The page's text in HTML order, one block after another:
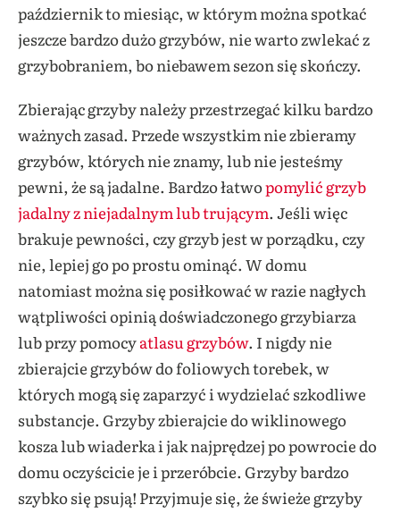
październik to miesiąc, w którym można spotkać
jeszcze bardzo dużo grzybów, nie warto zwlekać z
grzybobraniem, bo niebawem sezon się skończy.
Zbierając grzyby należy przestrzegać kilku bardzo
ważnych zasad. Przede wszystkim nie zbieramy
grzybów, których nie znamy, lub nie jesteśmy
pewni, że są jadalne. Bardzo łatwopomylić grzyb
jadalny z niejadalnym lub trującym. Jeśli więc
brakuje pewności, czy grzyb jest w porządku, czy
nie, lepiej go po prostu ominąć. W domu
natomiast można się posiłkować w razie nagłych
wątpliwości opinią doświadczonego grzybiarza
lub przy pomocyatlasu grzybów. I nigdy nie
zbierajcie grzybów do foliowych torebek, w
których mogą się zaparzyć i wydzielać szkodliwe
substancje. Grzyby zbierajcie do wiklinowego
kosza lub wiaderka i jak najprędzej po powrocie do
domu oczyścicie je i przeróbcie. Grzyby bardzo
szybko się psują! Przyjmuje się, że świeże grzyby